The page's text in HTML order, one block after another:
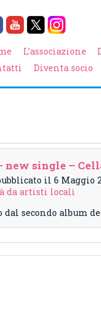
L’associazione
Diventa socio
new single –
il 6 Maggio
da artisti locali
secondo album